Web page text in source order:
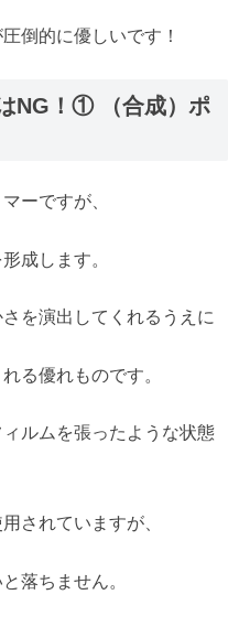
倒的に優しいです！
NG！① （合成）ポ
ーですが、
成します。
を演出してくれるうえに
る優れものです。
ルムを張ったような状態
されていますが、
落ちません。